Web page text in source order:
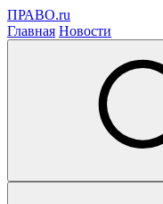
ПРАВО.ru
Главная Новости